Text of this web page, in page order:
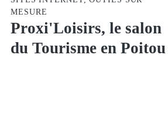
MESURE
Proxi'Loisirs, le salon
du Tourisme en